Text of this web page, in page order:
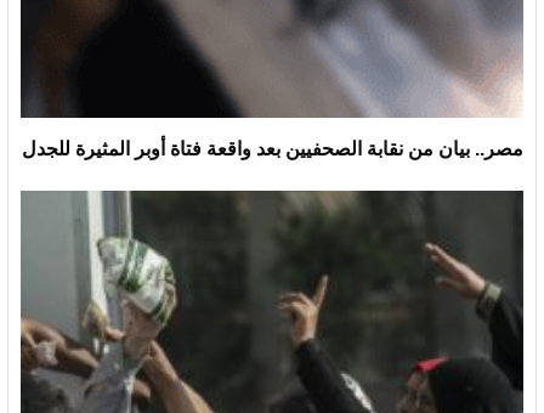
مصر.. بيان من نقابة الصحفيين بعد واقعة فتاة أوبر المثيرة للجدل